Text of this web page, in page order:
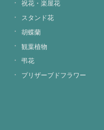
祝花・楽屋花
スタンド花
胡蝶蘭
観葉植物
弔花
プリザーブドフラワー